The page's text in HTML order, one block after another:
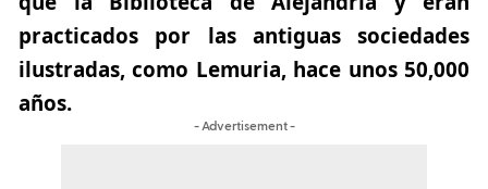
practicados por las antiguas sociedades
ilustradas, como Lemuria, hace unos 50,000
años.
- Advertisement -